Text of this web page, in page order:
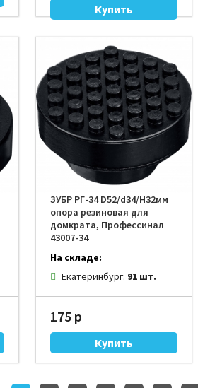
ЗУБР РГ-34 D52/d34/H32мм
опора резиновая для
домкрата, Профессинал
43007-34
На складе:
Екатеринбург: 91 шт.
175 р